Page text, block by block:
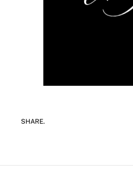
SHARE.